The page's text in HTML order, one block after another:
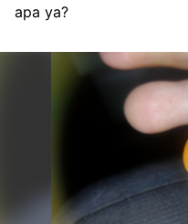
apa ya?